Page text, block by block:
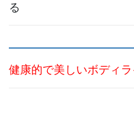
る
健康的で美しいボディラ